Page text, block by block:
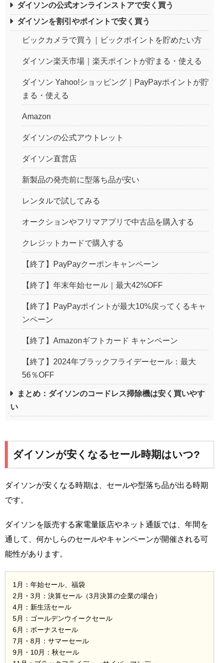
ダイソンの公式オンラインストアで安く買う
ダイソンを割引やポイントで安く買う
ビックカメラで買う｜ビックポイントを貯めたい方
ダイソン楽天市場｜楽天ポイントが貯まる・使える
ダイソン Yahoo!ショッピング｜PayPayポイントが貯
まる・使える
Amazon
ダイソンの公式アウトレット
ダイソン直営店
新製品の発売前に型落ち品が安い
レンタルで試してみる
オークションやフリマアプリで中古品を購入する
クレジットカードで購入する
【終了】PayPayクーポンキャンペーン
【終了】年末年始セール｜最大42%OFF
【終了】PayPayポイントが最大10%戻ってくるキャ
ンペーン
【終了】Amazonギフトカード キャンペーン
【終了】2024年ブラックフライデーセール：最大
56％OFF
まとめ：ダイソンのコードレス掃除機は安く買いやす
い
ダイソンが安くなるセール時期はいつ?
ダイソンが安くなる時期は、セールや型落ち品が出る時期
です。
ダイソンを販売する家電量販店やネット通販では、年間を
通して、何かしらのセールやキャンペーンが開催される可
能性があります。
1月：年始セール、福袋
2月・3月：決算セール（3月決算の企業の場合）
4月：新生活セール
5月：ゴールデンウイークセール
6月：ボーナスセール
7月・8月：サマーセール
9月・10月：秋セール